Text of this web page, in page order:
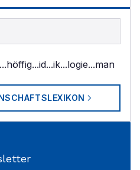
...höffig...id...ik...logie...man